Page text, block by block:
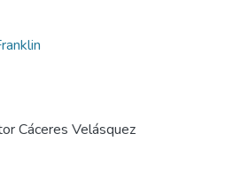
Cáceres Velásquez